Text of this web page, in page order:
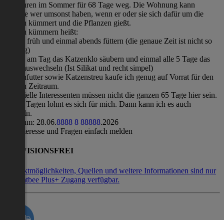
wir fahren im Sommer für 68 Tage weg. Die Wohnung kann
solange wer umsonst haben, wenn er oder sie sich dafür um die
Katzen kümmert und die Pflanzen gießt.
Katzen kümmern heißt:
einmal früh und einmal abends füttern (die genaue Zeit ist nicht so
wichtig)
einmal am Tag das Katzenklo säubern und einmal alle 5 Tage das
Streu auswechseln (Ist Silikat und recht simpel)
Katzenfutter sowie Katzenstreu kaufe ich genug auf Vorrat für den
ganzen Zeitraum.
Potentielle Interessenten müssen nicht die ganzen 65 Tage hier sein.
Ab 30 Tagen lohnt es sich für mich. Dann kann ich es auch
stückeln.
Zeitraum: 28.06.8888 8 88888.2026
Bei Interesse und Fragen einfach melden
PROVISIONSFREI
Kontaktmöglichkeiten, Quellen und weitere Informationen sind nur
mit Flatbee Plus+ Zugang verfügbar.